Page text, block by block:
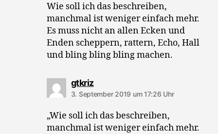
Wie soll ich das beschreiben,
manchmal ist weniger einfach mehr.
Es muss nicht an allen Ecken und
Enden scheppern, rattern, Echo, Hall
und bling bling bling machen.
gtkrizsagt:
3. September 2019 um 17:26 Uhr
„Wie soll ich das beschreiben,
manchmal ist weniger einfach mehr.